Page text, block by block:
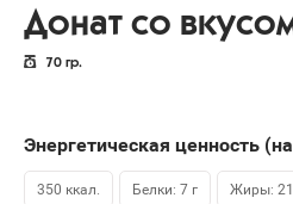
Донат со
70 гр.
Энергетическая ценность
350 ккал. Белки: 7 г Жиры: